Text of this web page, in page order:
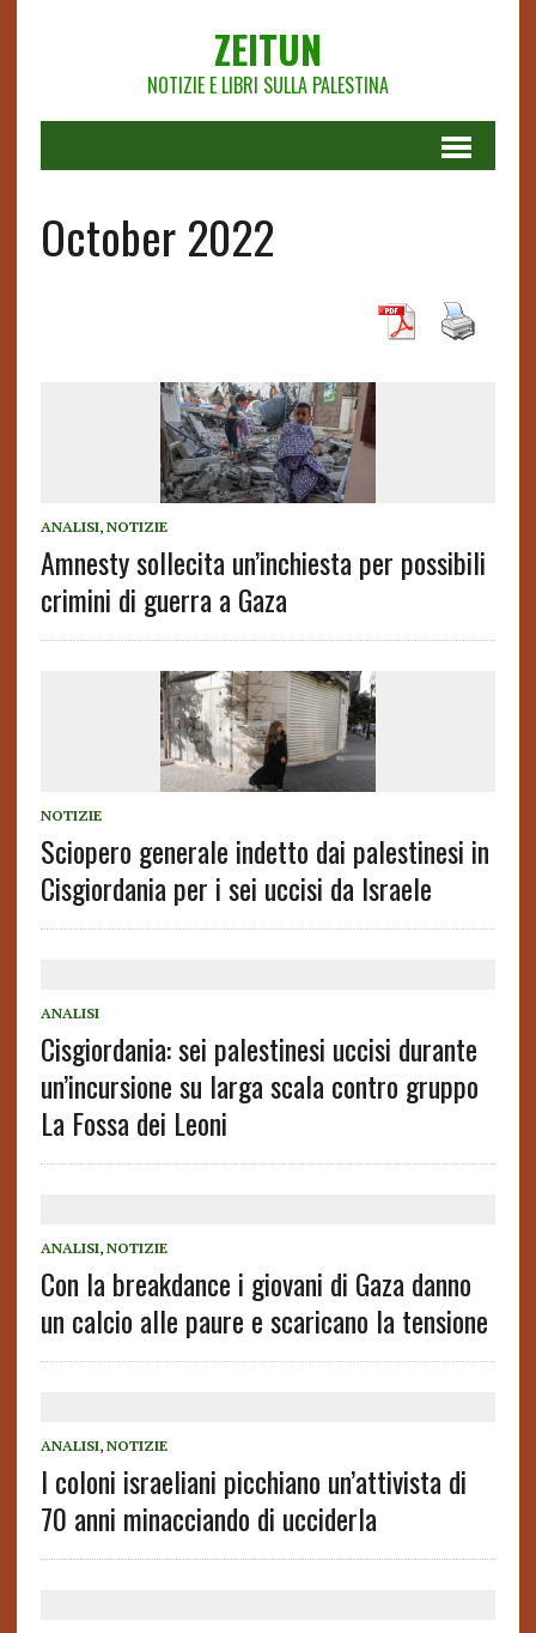
ZEITUN
NOTIZIE E LIBRI SULLA PALESTINA
October 2022
ANALISI, NOTIZIE
Amnesty sollecita un’inchiesta per possibili
crimini di guerra a Gaza
NOTIZIE
Sciopero generale indetto dai palestinesi in
Cisgiordania per i sei uccisi da Israele
ANALISI
Cisgiordania: sei palestinesi uccisi durante
un’incursione su larga scala contro gruppo
La Fossa dei Leoni
ANALISI, NOTIZIE
Con la breakdance i giovani di Gaza danno
un calcio alle paure e scaricano la tensione
ANALISI, NOTIZIE
I coloni israeliani picchiano un’attivista di
70 anni minacciando di ucciderla